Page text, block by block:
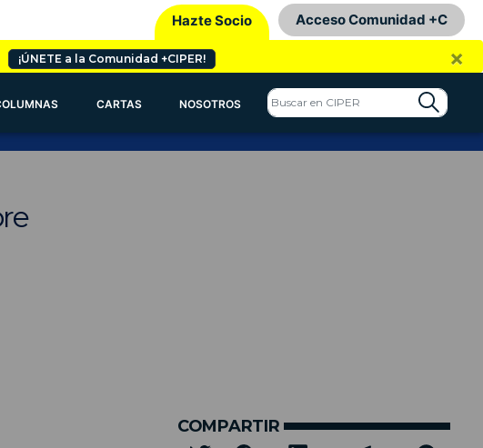
Hazte Socio Acceso Comunidad +C
¡ÚNETE a la Comunidad +CIPER! ×
CARTAS NOSOTROS
COMPARTIR